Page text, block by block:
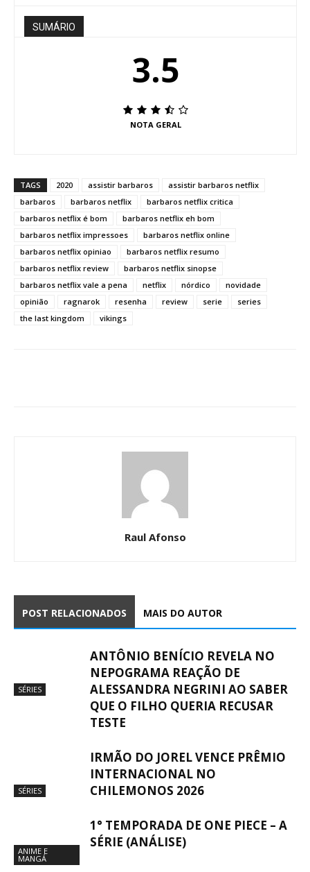
SUMÁRIO
3.5
NOTA GERAL
TAGS 2020 assistir barbaros
assistir barbaros netflix
barbaros
barbaros netflix
barbaros netflix critica
barbaros netflix é bom
barbaros netflix eh bom
barbaros netflix impressoes
barbaros netflix online
barbaros netflix opiniao
barbaros netflix resumo
barbaros netflix review
barbaros netflix sinopse
barbaros netflix vale a pena
netflix nórdico
novidade
opinião
ragnarok resenha review serie
series
the last kingdom
vikings
Raul Afonso
POST RELACIONADOS MAIS DO AUTOR
SÉRIES
ANTÔNIO BENÍCIO REVELA NO
NEPOGRAMA REAÇÃO DE
ALESSANDRA NEGRINI AO SABER
QUE O FILHO QUERIA RECUSAR
TESTE
SÉRIES
IRMÃO DO JOREL VENCE PRÊMIO
INTERNACIONAL NO
CHILEMONOS 2026
ANIME E
MANGÁ
1° TEMPORADA DE ONE PIECE – A
SÉRIE (ANÁLISE)